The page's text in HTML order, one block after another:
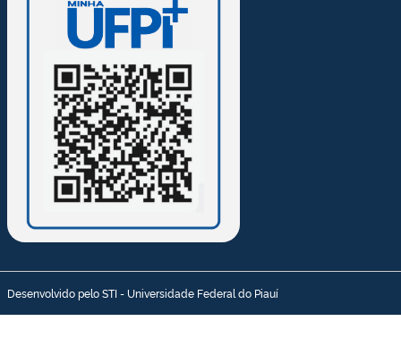
Desenvolvido pelo STI - Universidade Federal do Piauí